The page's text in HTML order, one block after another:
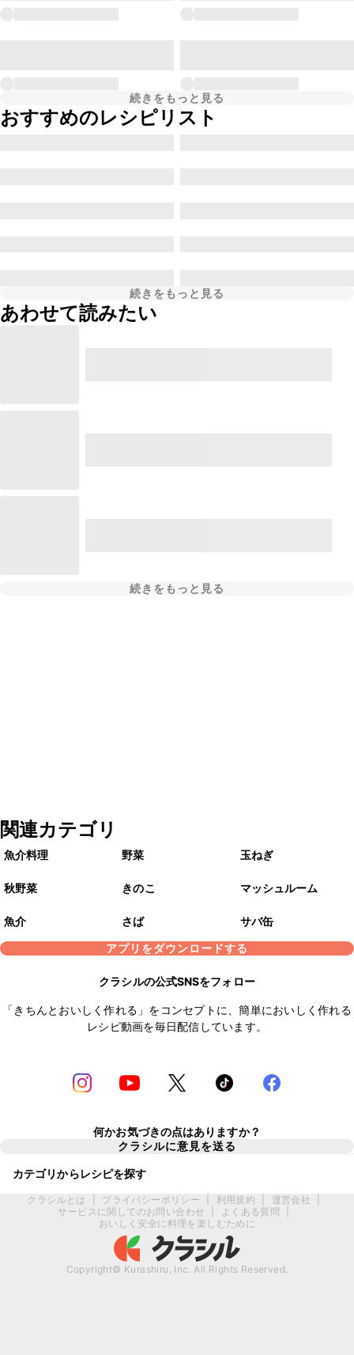
続きをもっと見る
おすすめのレシピリスト
続きをもっと見る
あわせて読みたい
続きをもっと見る
関連カテゴリ
魚介料理 野菜 玉ねぎ
秋野菜 きのこ マッシュルーム
魚介 さば
サバ缶
アプリをダウンロードする
クラシルの公式SNSをフォロー
「きちんとおいしく作れる」をコンセプトに、簡単においしく作れる
レシピ動画を毎日配信しています。
何かお気づきの点はありますか？
クラシルに意見を送る
カテゴリからレシピを探す
クラシルとは プライバシーポリシー 利用規約 運営会社
サービスに関してのお問い合わせ
よくある質問
おいしく安全に料理を楽しむために
Copyright© Kurashiru, Inc. All Rights Reserved.